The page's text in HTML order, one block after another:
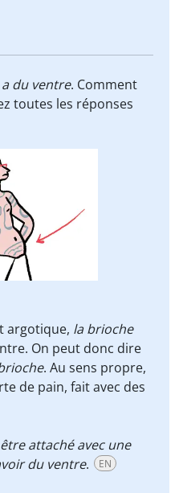
a du ventre. Comment
toutes les réponses
argotique, la brioche
On peut donc dire
. Au sens propre,
de pain, fait avec des
être attaché avec une
du ventre. EN